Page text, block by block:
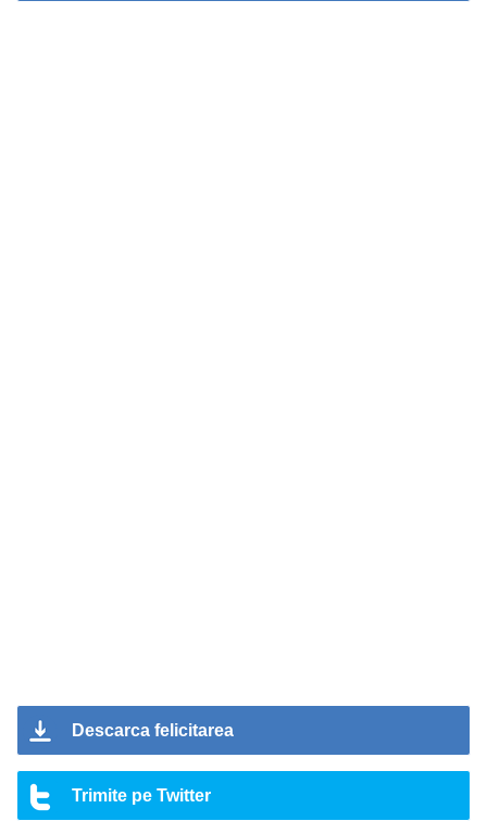
Descarca felicitarea
Trimite pe Twitter